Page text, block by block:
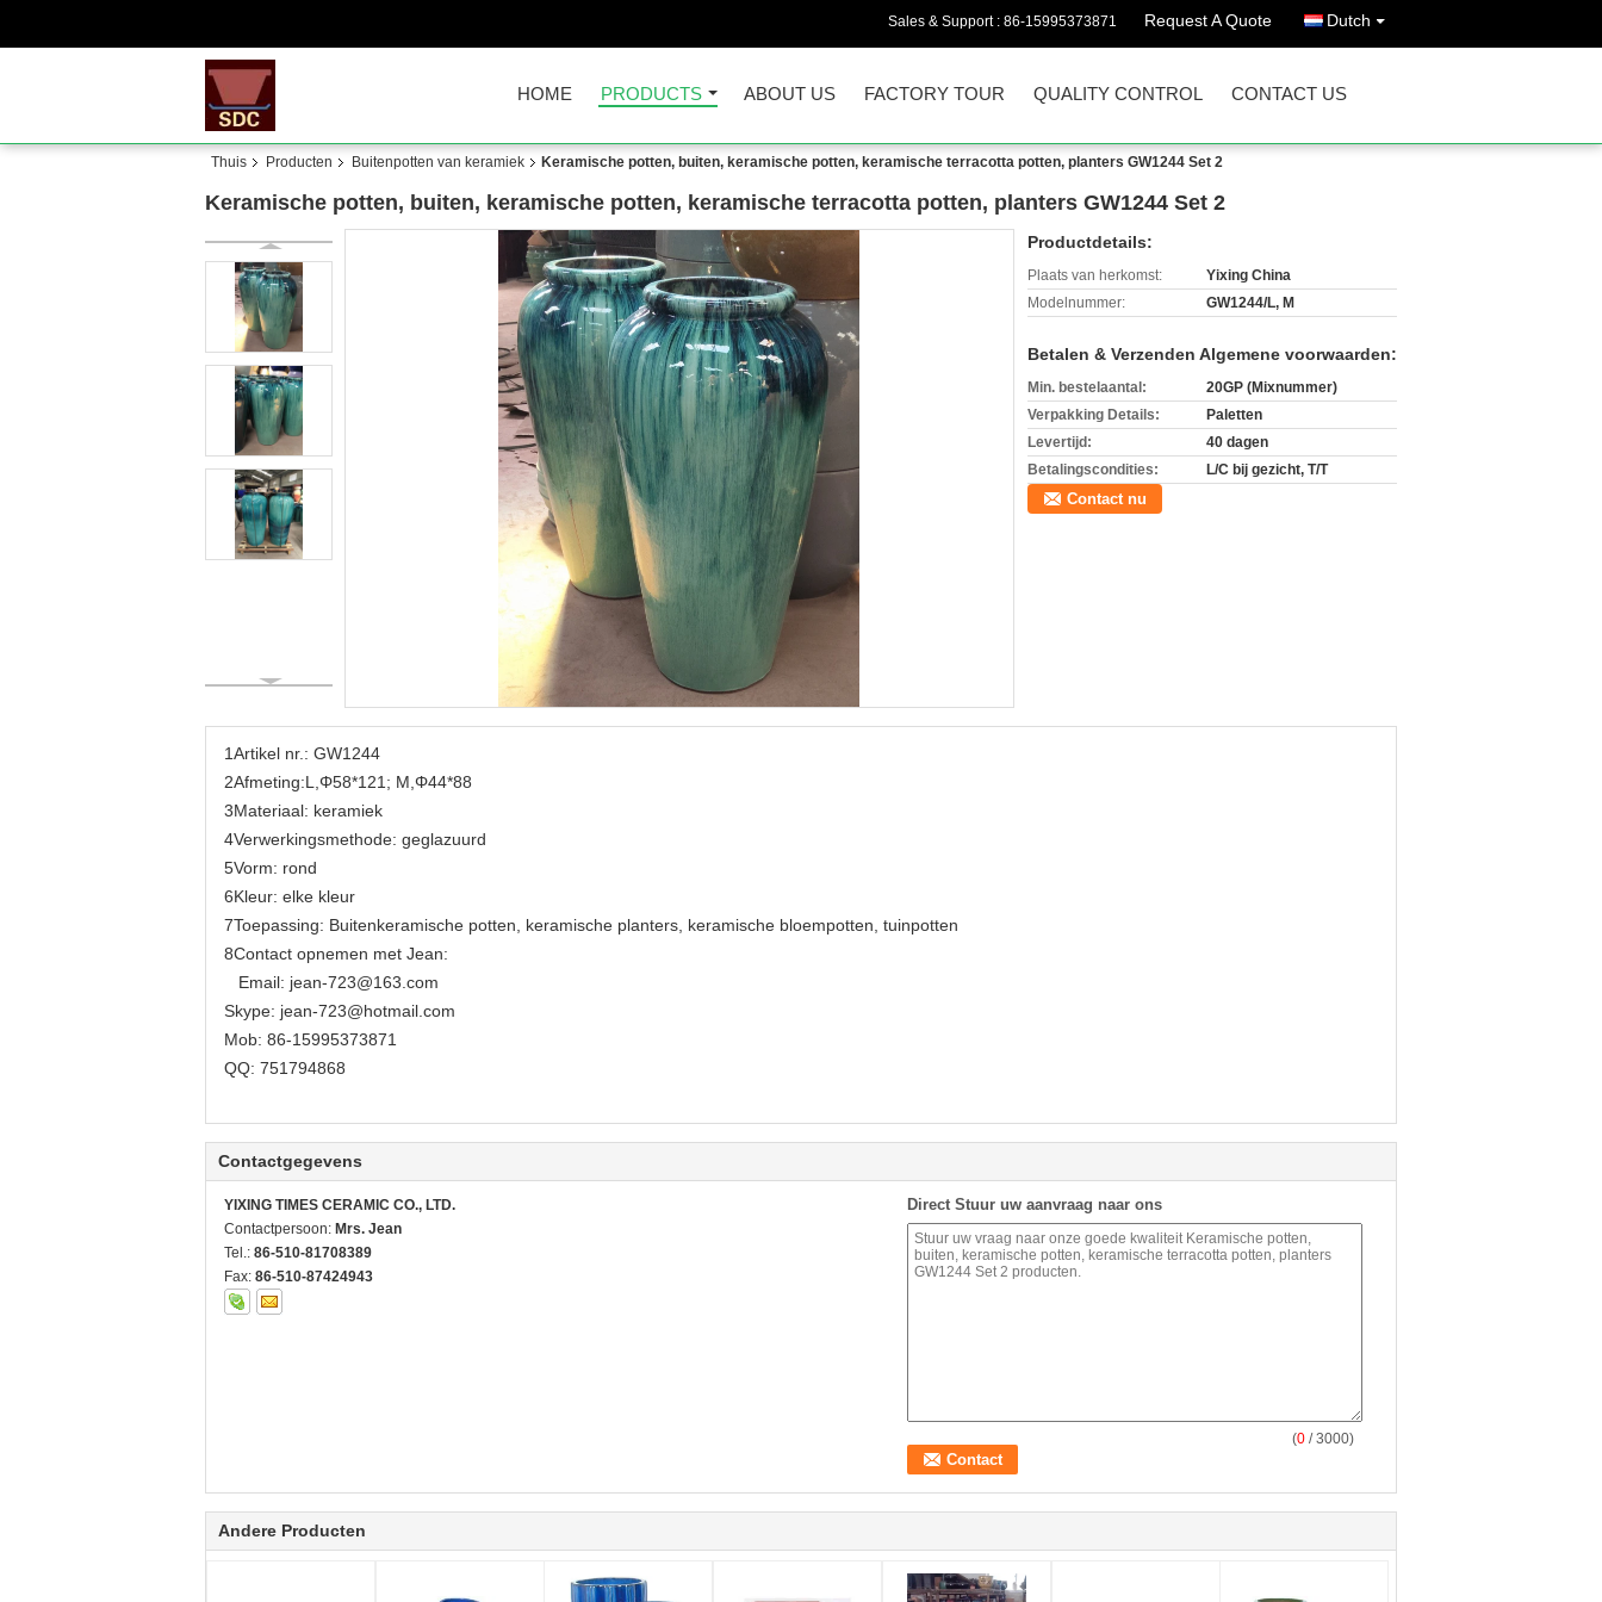
Sales & Support : 86-15995373871 Request A Quote Dutch
HOME PRODUCTS ABOUT US FACTORY TOUR QUALITY CONTROL CONTACT US
Thuis Producten Buitenpotten van keramiek Keramische potten, buiten, keramische potten, keramische terracotta potten, planters GW1244 Set 2
Keramische potten, buiten, keramische potten, keramische terracotta potten, planters GW1244 Set 2
Productdetails:
Plaats van herkomst:
Yixing China
Modelnummer:
GW1244/L, M
Betalen & Verzenden Algemene voorwaarden:
Min. bestelaantal:
20GP (Mixnummer)
Verpakking Details:
Paletten
Levertijd:
40 dagen
Betalingscondities:
L/C bij gezicht, T/T
Contact nu
1Artikel nr.: GW1244
2Afmeting:L,Φ58*121; M,Φ44*88
3Materiaal: keramiek
4Verwerkingsmethode: geglazuurd
5Vorm: rond
6Kleur: elke kleur
7Toepassing: Buitenkeramische potten, keramische planters, keramische bloempotten, tuinpotten
8Contact opnemen met Jean:
Email: jean-723@163.com
Skype: jean-723@hotmail.com
Mob: 86-15995373871
QQ: 751794868
Contactgegevens
YIXING TIMES CERAMIC CO., LTD.
Contactpersoon: Mrs. Jean
Tel.: 86-510-81708389
Fax: 86-510-87424943
Direct Stuur uw aanvraag naar ons
(0 / 3000)
Andere Producten